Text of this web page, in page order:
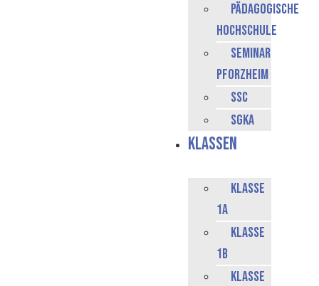
Pädagogische
Hochschule
Seminar
Pforzheim
SSC
SGKA
Klassen
Klasse
1a
Klasse
1b
Klasse